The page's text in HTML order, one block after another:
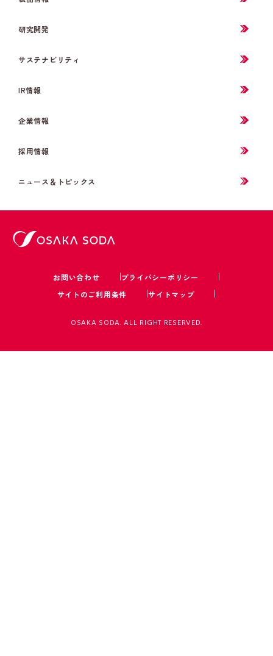
研究開発
サステナビリティ
IR情報
企業情報
採用情報
ニュース＆トピックス
お問い合わせ
プライバシーポリシー
サイトのご利用条件
サイトマップ
OSAKA SODA. ALL RIGHT RESERVED.